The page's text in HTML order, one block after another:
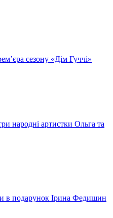
сезону «Дім Гуччі»
народні артистки Ольга та
в подарунок Ірина Федишин